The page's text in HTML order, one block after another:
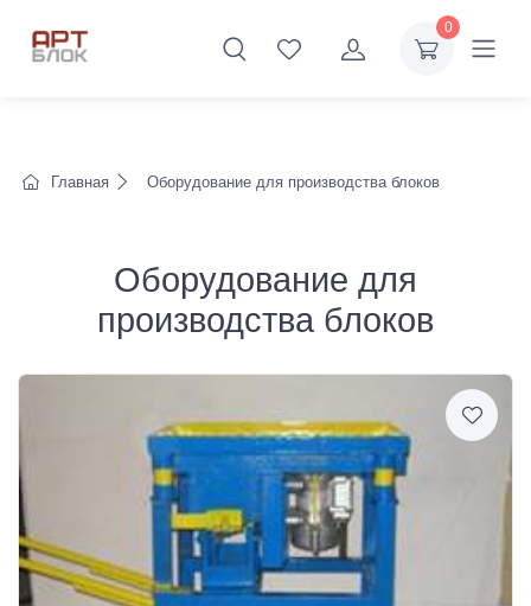
0
Главная Оборудование для производства блоков
Оборудование для
производства блоков